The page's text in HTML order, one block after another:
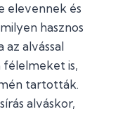
elevennek és
hasznos
az alvással
félelmeket is,
tartották.
alváskor,